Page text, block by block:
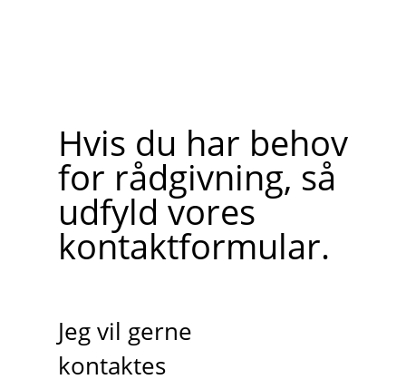
Hvis du har behov
for rådgivning, så
udfyld vores
kontaktformular.
Jeg vil gerne
kontaktes